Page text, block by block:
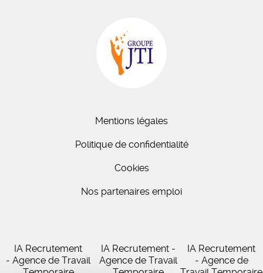
Mentions légales
Politique de confidentialité
Cookies
Nos partenaires emploi
IA Recrutement
- Agence de Travail
IA Recrutement -
Agence de Travail
IA Recrutement
- Agence de